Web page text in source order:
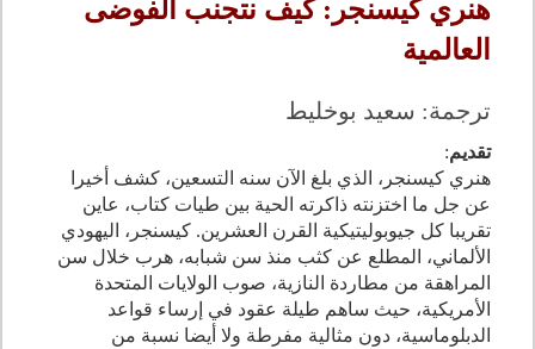
هنري كيسنجر: كيف نتجنب الفوضى
العالمية
ترجمة: سعيد بوخليط
تقديم:
هنري كيسنجر، الذي بلغ الآن سنه التسعين، كشف أخيرا
عن جل ما اختزنته ذاكرته الحية بين طيات كتاب، عاين
تقريبا كل جيوبوليتيكية القرن العشرين. كيسنجر، اليهودي
الألماني، المطلع عن كثب منذ سن شبابه، هرب خلال سن
المراهقة من مطاردة النازية، صوب الولايات المتحدة
الأمريكية، حيث ساهم طيلة عقود في إرساء قواعد
الدبلوماسية، دون مثالية مفرطة ولا أيضا نسبة من